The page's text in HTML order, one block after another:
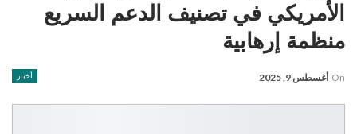
الأمريكي في تصنيف الدعم السريع
منظمة إرهابية
أخبار On أغسطس 9, 2025